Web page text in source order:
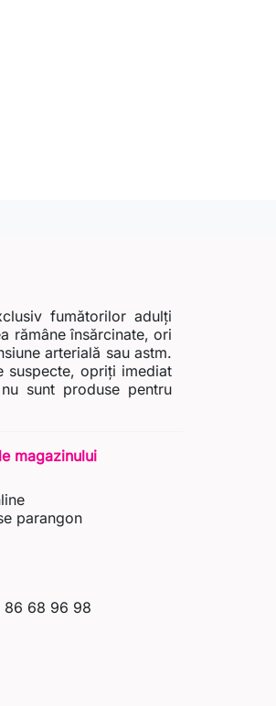
fumătorilor adulți
rămâne însărcinate, ori
arterială sau astm.
suspecte, opriți imediat
sunt produse pentru
magazinului
parangon
86 68 96 98